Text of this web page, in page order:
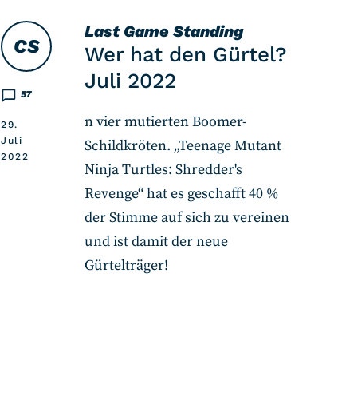
Last Game Standing
Wer hat den Gürtel?
Juli 2022
CS
57
29.
Juli
2022
n vier mutierten Boomer-
Schildkröten. „Teenage Mutant
Ninja Turtles: Shredder's
Revenge“ hat es geschafft 40 %
der Stimme auf sich zu vereinen
und ist damit der neue
Gürtelträger!